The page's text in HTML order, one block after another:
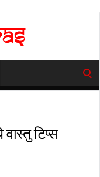
for:
टिप्स